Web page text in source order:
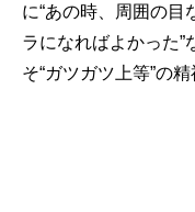
に“あの時、周囲の目
ラになればよかった”
そ“ガツガツ上等”の